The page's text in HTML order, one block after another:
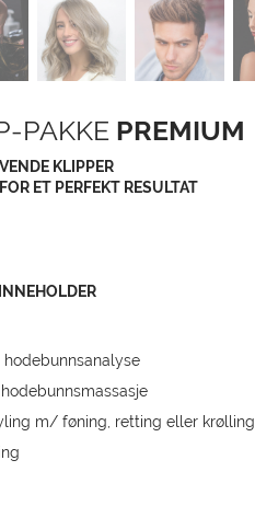
PAKKE PREMIUM
KLIPPER
ET PERFEKT RESULTAT
hodebunnsanalyse
m/ føning, retting eller krølling.